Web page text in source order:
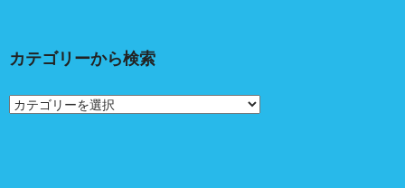
カテゴリーから検索
カ
テ